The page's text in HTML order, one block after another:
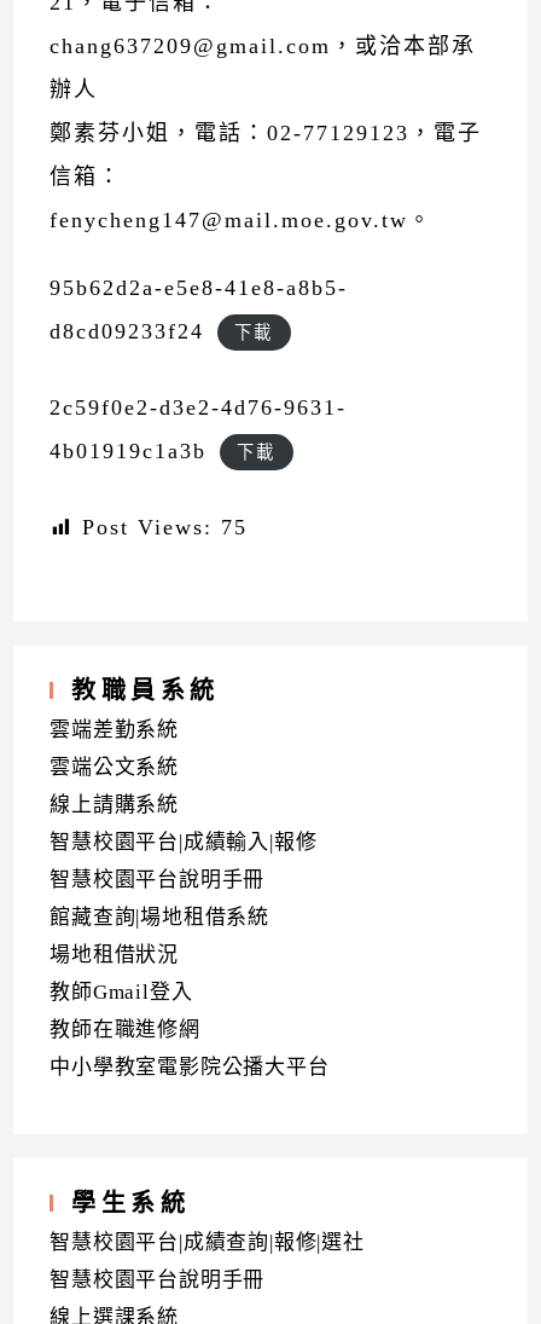
chang637209@gmail.com，或洽本部承
辦人
鄭素芬小姐，電話：02-77129123，電子
信箱：
fenycheng147@mail.moe.gov.tw。
95b62d2a-e5e8-41e8-a8b5-
d8cd09233f24
下載
2c59f0e2-d3e2-4d76-9631-
4b01919c1a3b
下載
Post Views: 75
教職員系統
雲端差勤系統
雲端公文系統
線上請購系統
智慧校園平台|成績輸入|報修
智慧校園平台說明手冊
館藏查詢|場地租借系統
場地租借狀況
教師Gmail登入
教師在職進修網
中小學教室電影院公播大平台
學生系統
智慧校園平台|成績查詢|報修|選社
智慧校園平台說明手冊
線上選課系統